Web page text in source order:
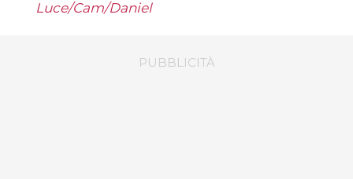
Luce/Cam/Daniel